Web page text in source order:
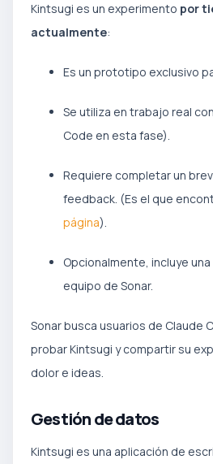
Kintsugi es un experimento por
actualmente:
Es un prototipo exclusivo
Se utiliza en trabajo real
Code en esta fase).
Requiere completar un
feedback. (Es el que
página).
Opcionalmente, incluye
equipo de Sonar.
Sonar busca usuarios de Claude
probar Kintsugi y compartir su
dolor e ideas.
Gestión de datos
Kintsugi es una aplicación de